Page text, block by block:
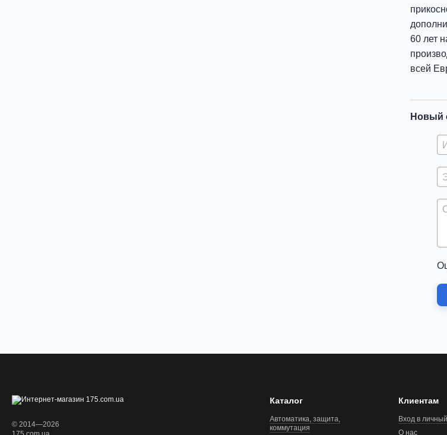
60 лет
всей
Новый
© 2014—2026
Каталог
Автоматика, защита,
коммутация
Клиентам
Вход в
О нас